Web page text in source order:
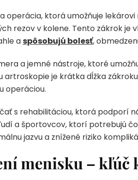
operácia, ktorá umožňuje
rezov v kolene. Tento zákrok je
aspôsobujú bolesť,
a jemné nástroje, ktoré
artroskopie je krátka dĺžka
operáciou.
s rehabilitáciou, ktorá podporí
a športovcov, ktorí potrebujú
jazvu a znížené riziko
menisku – kľúč